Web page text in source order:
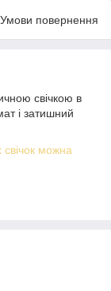
Умови повернення
свічкою в
і затишний
можна